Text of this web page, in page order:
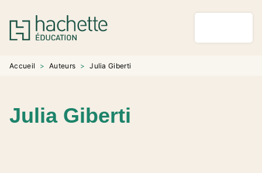
MENU RECHERCHE
PIED DE PAGE
Accueil > Auteurs > Julia Giberti
Julia Giberti